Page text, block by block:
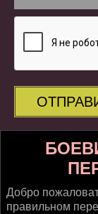
Добро
правильном